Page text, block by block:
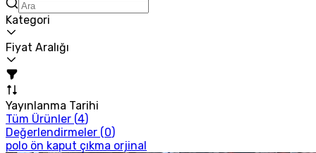
Kategori
Fiyat Aralığı
Yayınlanma Tarihi
Tüm Ürünler (4)
Değerlendirmeler (0)
polo ön kaput çıkma orjinal